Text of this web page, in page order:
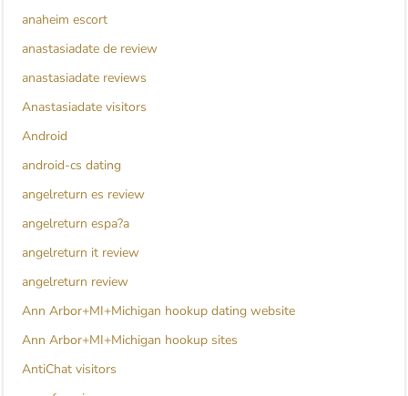
anaheim escort
anastasiadate de review
anastasiadate reviews
Anastasiadate visitors
Android
android-cs dating
angelreturn es review
angelreturn espa?a
angelreturn it review
angelreturn review
Ann Arbor+MI+Michigan hookup dating website
Ann Arbor+MI+Michigan hookup sites
AntiChat visitors